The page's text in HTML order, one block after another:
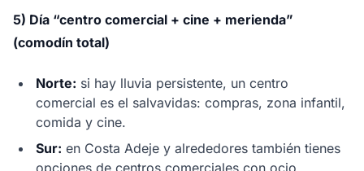
5) Día “centro comercial + cine + merienda”
(comodín total)
Norte: si hay lluvia persistente, un centro
comercial es el salvavidas: compras, zona infantil,
comida y cine.
Sur: en Costa Adeje y alrededores también tienes